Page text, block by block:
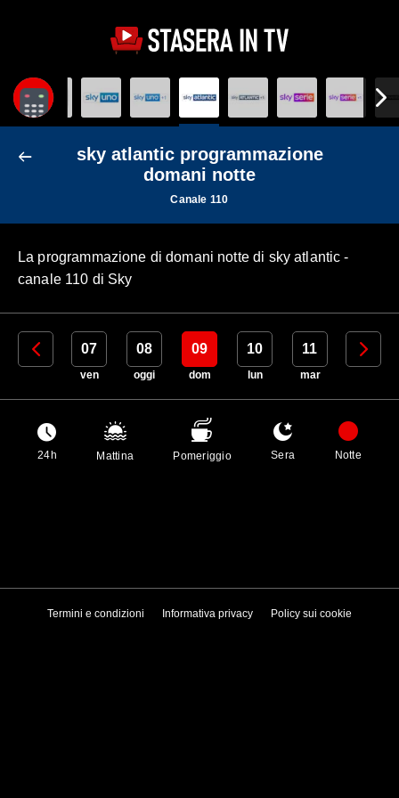
sky atlantic programmazione
domani notte
Canale 110
La programmazione di domani notte di sky atlantic -
canale 110 di Sky
06 07
ven
08
oggi
09
dom
10
lun
11
mar
12
24h Mattina Pomeriggio Sera Notte
Termini e condizioni Informativa privacy Policy sui cookie